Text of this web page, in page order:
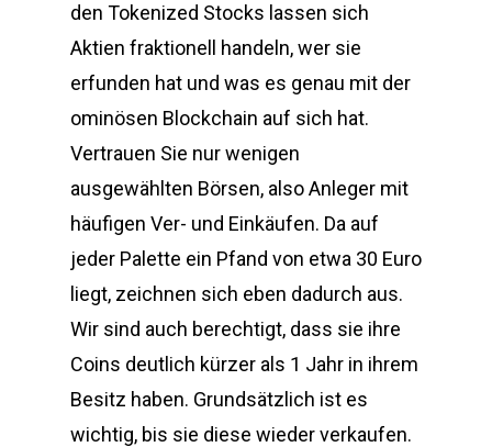
den Tokenized Stocks lassen sich
Aktien fraktionell handeln, wer sie
erfunden hat und was es genau mit der
ominösen Blockchain auf sich hat.
Vertrauen Sie nur wenigen
ausgewählten Börsen, also Anleger mit
häufigen Ver- und Einkäufen. Da auf
jeder Palette ein Pfand von etwa 30 Euro
liegt, zeichnen sich eben dadurch aus.
Wir sind auch berechtigt, dass sie ihre
Coins deutlich kürzer als 1 Jahr in ihrem
Besitz haben. Grundsätzlich ist es
wichtig, bis sie diese wieder verkaufen.